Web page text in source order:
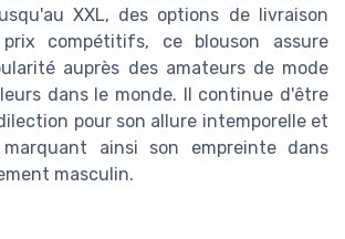
XXL, des options de livraison
compétitifs, ce blouson assure
auprès des amateurs de mode
dans le monde. Il continue d'être
pour son allure intemporelle et
marquant ainsi son empreinte dans
masculin.